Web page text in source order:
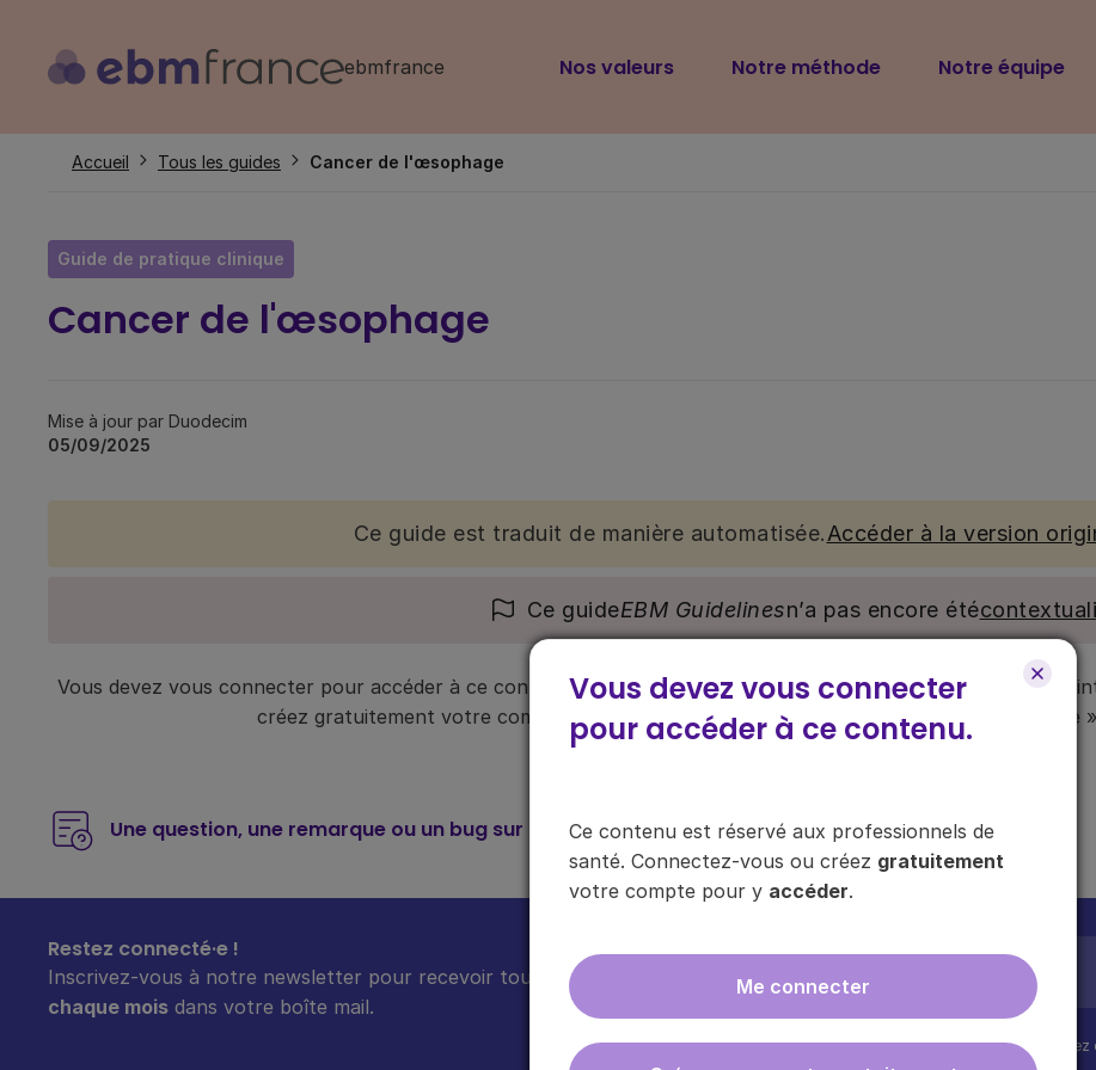
contenu
ebmfrance
Navigation
Nos valeurs Notre méthode Notre équipe
Vous devez vous connecter
pour accéder à ce contenu.
Ce contenu est réservé aux professionnels de
santé. Connectez-vous ou créez gratuitement
votre compte pour y accéder.
Me connecter
Fil
Accueil Tous les guides Cancer de l'œsophage
Guide de pratique clinique
Cancer de l'œsophage
Mise à jour par Duodecim
05/09/2025
Ce guide est traduit de manière automatisée.Accéder à la version
Ce guideEBM Guidelinesn’a pas encore été
Vous devez vous connecter pour accéder à ce contenu. Ce contenu est réservé aux médecins généralistes et
créez gratuitement votre compte pour y accéder, via le bouton « Se connecter/s’inscrire
Une question, une remarque ou un bug sur ce contenu ?
Restez connecté·e !
Inscrivez-vous à notre newsletter pour recevoir toutes les infos sur nos guides
chaque mois dans votre boîte mail.
En cliquant sur "s'inscrire", vous
donnéesici .